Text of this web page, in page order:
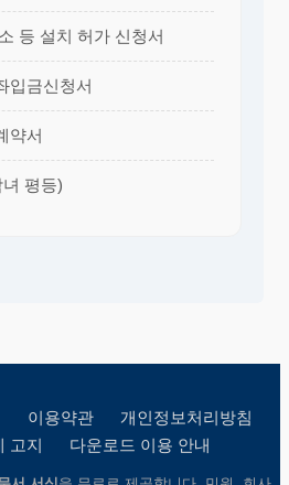
등 설치 허가 신청서
입금신청서
약서
평등)
이용약관
개인정보처리방침
고지
다운로드 이용 안내